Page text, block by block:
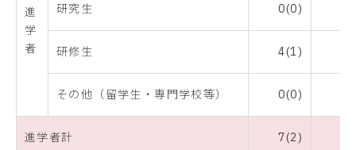
進
学
者
研究生 0(0)
研修生 4(1)
その他（留学生・専門学校等） 0(0)
進学者計 7(2)